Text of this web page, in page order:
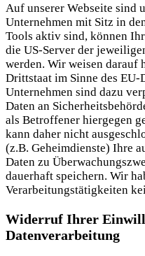
Auf unserer Webseite sind
Unternehmen mit Sitz in
Tools aktiv sind, können
die US-Server der
werden. Wir weisen darauf
Drittstaat im Sinne des EU-
Unternehmen sind dazu
Daten an
als Betroffener hiergegen
kann daher nicht
(z.B. Geheimdienste) Ihre
Daten zu
dauerhaft speichern. Wir
Verarbeitungstätigkeiten
Widerruf Ihrer
Datenverarbeitung